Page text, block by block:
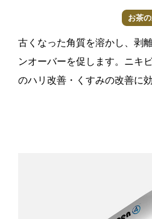
お茶
古くなった角質を溶かし、剥
ンオーバーを促します。ニキ
のハリ改善・くすみの改善に効